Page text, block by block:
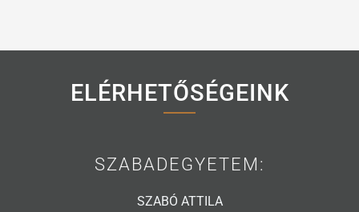
ELÉRHETŐSÉGEINK
SZABADEGYETEM:
SZABÓ ATTILA